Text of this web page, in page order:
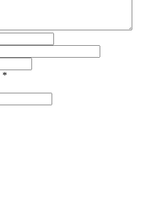
*